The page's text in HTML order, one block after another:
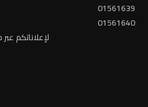
01561639
01561640
لإعلاناتكم عبر